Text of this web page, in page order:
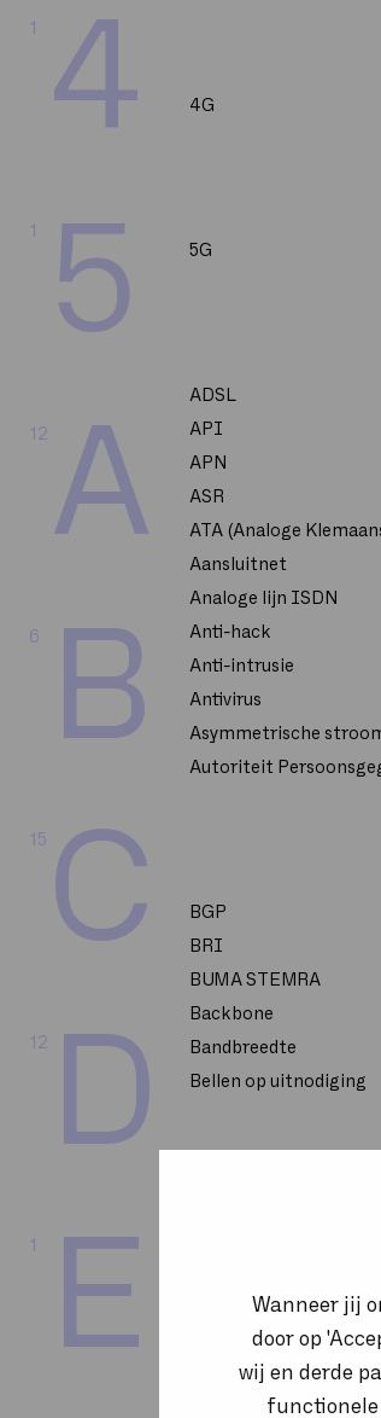
Wanneer jij
door op
wij en derde
functionele
4
1
5
1
A
12
B
6
C
15
D
12
E
1
4G
5G
ADSL
API
APN
ASR
ATA (Analoge
Aansluitnet
Analoge lijn ISDN
Anti-hack
Anti-intrusie
Antivirus
Asymmetrische
Autoriteit
BGP
BRI
BUMA STEMRA
Backbone
Bandbreedte
Bellen op uitnodiging
CSP 2-Tier
Call flow
Callcenter